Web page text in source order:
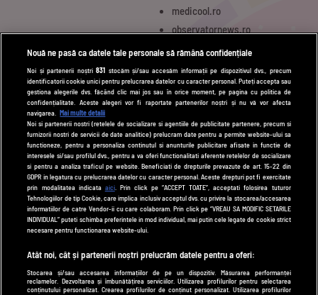
medicool.ro
observatornews.ro
spynews.ro
tvhappy.ro
useit.ro
zutv.ro
Trends AntenaPLAY
AntenaPLAY
UTILE
Cod deontologic
Termeni și condiții
Politica de cookies
Politică de confidențialitate
Nouă ne pasă ca datele tale personale să rămână confidențiale
Noi și partenerii noștri831 stocăm și/sau accesăm informații pe dispozitivul dvs., precum
identificatorii cookie unici pentru prelucrarea datelor cu caracter personal. Puteți accepta sau
gestiona alegerile dvs. făcând clic mai jos sau în orice moment, pe pagina cu politica de
confidențialitate. Aceste alegeri vor fi raportate partenerilor noștri și nu vă vor afecta
navigarea.
Mai multe detalii
Noi si partenerii nostri (retelele de socializare si agentiile de publicitate partenere, precum si
furnizorii nostri de servicii de date analitice) prelucram date pentru a permite website-ului sa
functioneze, pentru a personaliza continutul si anunturile publicitare afisate in functie de
interesele si/sau profilul dvs., pentru a va oferi functionalitati aferente retelelor de socializare
si pentru a analiza traficul pe website. Beneficiati de drepturile prevazute de art. 15-22 din
GDPR in legatura cu prelucrarea datelor cu caracter personal. Aceste drepturi pot fi exercitate
prin modalitatea indicata aici. Prin click pe “ACCEPT TOATE”, acceptati folosirea tuturor
Tehnologiilor de tip Cookie, care implica inclusiv acceptul dvs. cu privire la stocarea/accesarea
informatiilor de catre Vendor-ii cu care colaboram. Prin click pe “VREAU SA MODIFIC SETARILE
INDIVIDUAL” puteti schimba preferintele in mod individual, mai putin cele legate de cookie strict
necesare pentru functionarea website-ului.
Atât noi, cât și partenerii noștri prelucrăm datele pentru a oferi:
Stocarea și/sau accesarea informațiilor de pe un dispozitiv. Măsurarea performanței
reclamelor. Dezvoltarea și îmbunătățirea serviciilor. Utilizarea profilurilor pentru selectarea
conținutului personalizat. Crearea profilurilor de conținut personalizat. Utilizarea profilurilor